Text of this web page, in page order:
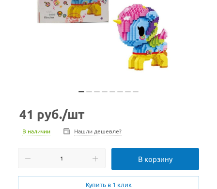
41 руб./шт
В наличии Нашли дешевле?
В корзину
Купить в 1 клик